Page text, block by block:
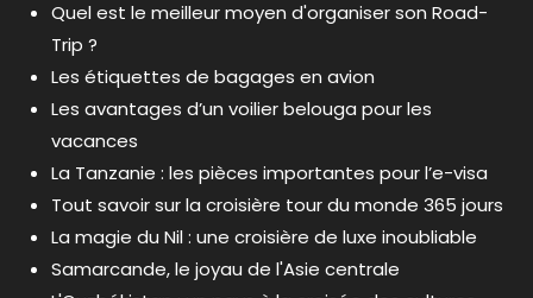
Quel est le meilleur moyen d'organiser son Road-
Trip ?
Les étiquettes de bagages en avion
Les avantages d’un voilier belouga pour les
vacances
La Tanzanie : les pièces importantes pour l’e-visa
Tout savoir sur la croisière tour du monde 365 jours
La magie du Nil : une croisière de luxe inoubliable
Samarcande, le joyau de l'Asie centrale